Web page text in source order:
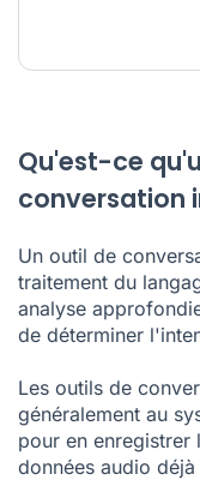
Qu'est-ce
conversation
Un outil de
traitement du
analyse
de déterminer
Les outils de
généralement au
pour en enregistrer
données audio